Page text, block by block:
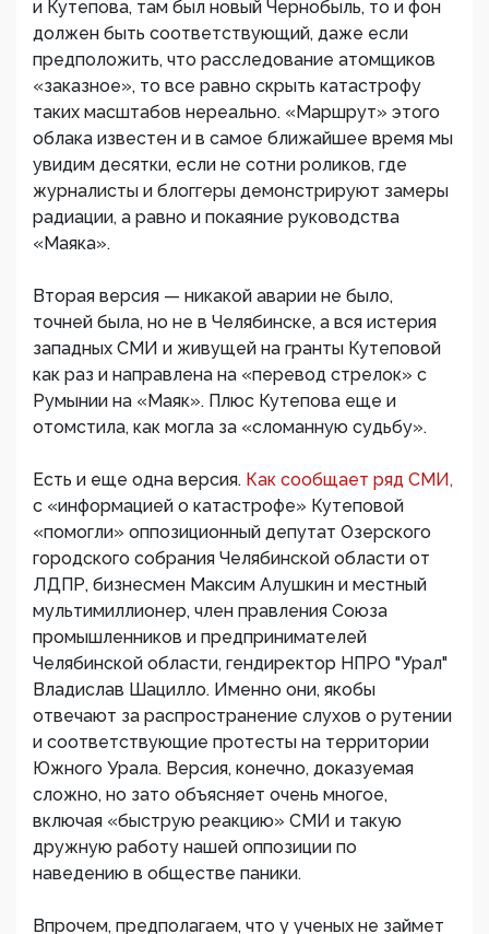
и Кутепова, там был новый Чернобыль, то и фон
должен быть соответствующий, даже если
предположить, что расследование атомщиков
«заказное», то все равно скрыть катастрофу
таких масштабов нереально. «Маршрут» этого
облака известен и в самое ближайшее время мы
увидим десятки, если не сотни роликов, где
журналисты и блоггеры демонстрируют замеры
радиации, а равно и покаяние руководства
«Маяка».
Вторая версия — никакой аварии не было,
точней была, но не в Челябинске, а вся истерия
западных СМИ и живущей на гранты Кутеповой
как раз и направлена на «перевод стрелок» с
Румынии на «Маяк». Плюс Кутепова еще и
отомстила, как могла за «сломанную судьбу».
Есть и еще одна версия. Как сообщает ряд СМИ,
с «информацией о катастрофе» Кутеповой
«помогли» оппозиционный депутат Озерского
городского собрания Челябинской области от
ЛДПР, бизнесмен Максим Алушкин и местный
мультимиллионер, член правления Союза
промышленников и предпринимателей
Челябинской области, гендиректор НПРО "Урал"
Владислав Шацилло. Именно они, якобы
отвечают за распространение слухов о рутении
и соответствующие протесты на территории
Южного Урала. Версия, конечно, доказуемая
сложно, но зато объясняет очень многое,
включая «быструю реакцию» СМИ и такую
дружную работу нашей оппозиции по
наведению в обществе паники.
Впрочем, предполагаем, что у ученых не займет